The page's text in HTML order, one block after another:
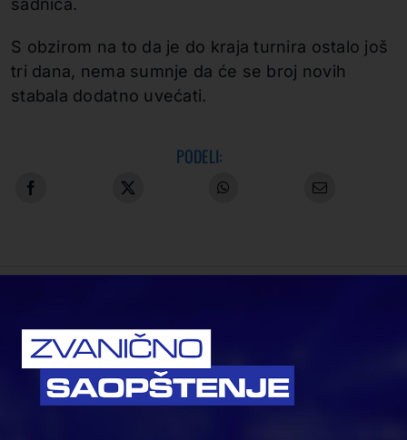
sadnica.
S obzirom na to da je do kraja turnira ostalo još
tri dana, nema sumnje da će se broj novih
stabala dodatno uvećati.
PODELI:
POVEZANE VESTI